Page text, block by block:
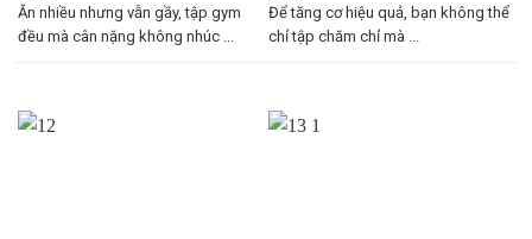
Ăn nhiều nhưng vẫn gầy, tập gym
đều mà cân nặng không nhúc ...
Để tăng cơ hiệu quả, bạn không thể
chỉ tập chăm chỉ mà ...